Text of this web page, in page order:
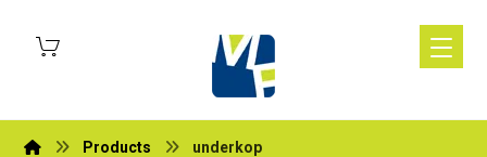
Products underkop